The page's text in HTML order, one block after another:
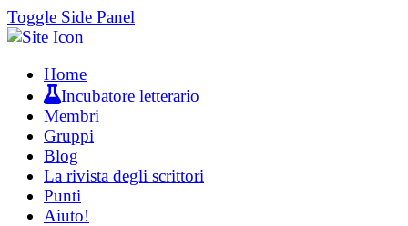
Toggle Side Panel
Home
Incubatore letterario
Membri
Gruppi
Blog
La rivista degli scrittori
Punti
Aiuto!